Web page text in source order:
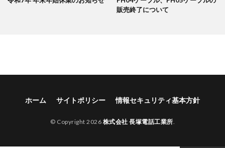
販売終了について
ホーム サイトポリシー 情報セキュリティ基本方針
© Copyright 2026 株式会社 長塚電話工業所.